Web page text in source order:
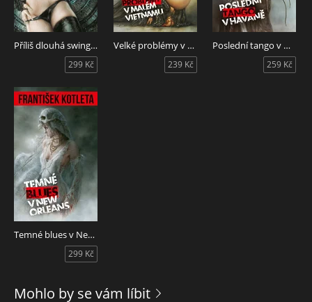
Příliš dlouhá swingers party (2. vydání)
299 Kč
Velké problémy v Malém Vietnamu
239 Kč
Poslední tango v Havaně
259 Kč
Temné blues v New Orleans (2. vydání)
299 Kč
Mohlo by se vám líbit